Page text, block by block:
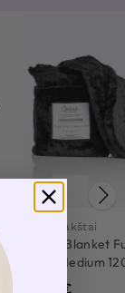
Sekso lakštai
Splash Blanket
Black Medium
€